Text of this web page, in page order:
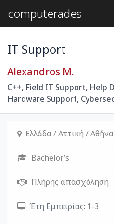
computerades
IT Support
Alexandros M.
C++, Field IT Support, Help
Hardware Support,
Ελλάδα / Αττική /
Bachelor’s
Πλήρης απασχόληση
Έτη Εμπειρίας: 1-3